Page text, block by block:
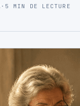
· 5 MIN DE LECTURE